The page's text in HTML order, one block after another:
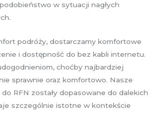
w sytuacji nagłych
podróży, dostarczamy komfortowe
i dostępność do bez kabli internetu.
choćby najbardziej
sprawnie oraz komfortowo. Nasze
RFN zostały dopasowane do dalekich
szczególnie istotne w kontekście